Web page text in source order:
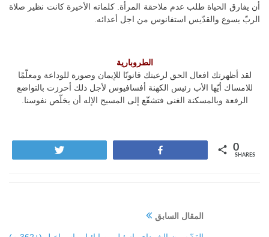
أن يفارق الحياة طلب عدم ملاحقة المرأة. كلماته الأخيرة كانت نظير صلاة
الربّ يسوع والقدّيس استفانوس من اجل أعدائه.
الطروبارية
لقد أظهرتك افعال الحق لرعيتك قانونًا للإيمان وصورة للوداعة ومعلّمًا
للامساك أيّها الأب رئيس الكهنة أفسافيوس لأجل ذلك أحرزت بالتواضع
الرفعة وبالمسكنة الغنى فتشفّع إلى المسيح الإله أن يخلّص نفوسنا.
0
SHARES
المقال السابق